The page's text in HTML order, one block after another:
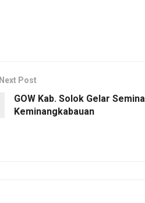
Next Post
GOW Kab. Solok Gelar
Keminangkabauan